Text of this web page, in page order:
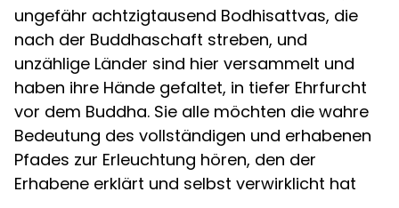
ungefähr achtzigtausend Bodhisattvas, die
nach der Buddhaschaft streben, und
unzählige Länder sind hier versammelt und
haben ihre Hände gefaltet, in tiefer Ehrfurcht
vor dem Buddha. Sie alle möchten die wahre
Bedeutung des vollständigen und erhabenen
Pfades zur Erleuchtung hören, den der
Erhabene erklärt und selbst verwirklicht hat